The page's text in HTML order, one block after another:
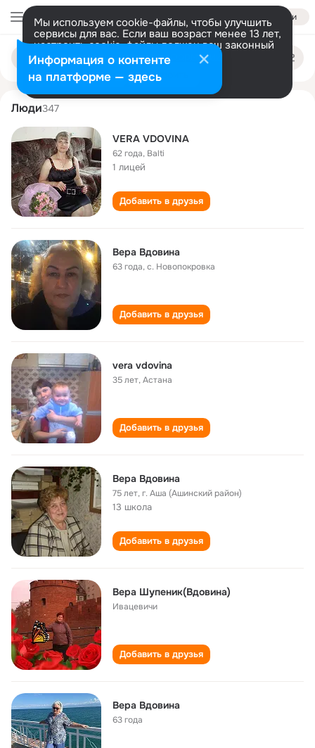
Войти
Мы используем cookie-файлы, чтобы улучшить
сервисы для вас. Если ваш возраст менее 13 лет,
настроить cookie-файлы должен ваш законный
представитель. Больше информации
Разрешить все Настроить
Поиск
людям
vera vdovina
Люди347
VERA VDOVINA
62 года, Balti
1 лицей
Добавить в друзья
Вера Вдовина
63 года,с. Новопокровка
Добавить в друзья
vera vdovina
35 лет,Астана
Добавить в друзья
Вера Вдовина
75 лет,г. Аша (Ашинский район)
13 школа
Добавить в друзья
Вера Шупеник(Вдовина)
Ивацевичи
Добавить в друзья
Вера Вдовина
63 года
Информация о контенте
на платформе — здесь